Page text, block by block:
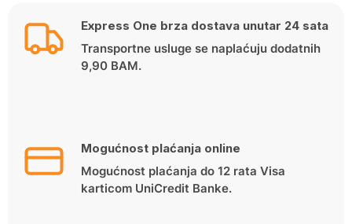
Express One brza dostava unutar 24 sata
Transportne usluge se naplaćuju dodatnih
9,90 BAM.
Mogućnost plaćanja online
Mogućnost plaćanja do 12 rata Visa
karticom UniCredit Banke.